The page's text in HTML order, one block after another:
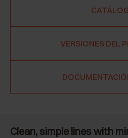
VERSIONES DEL
Clean, simple lines with